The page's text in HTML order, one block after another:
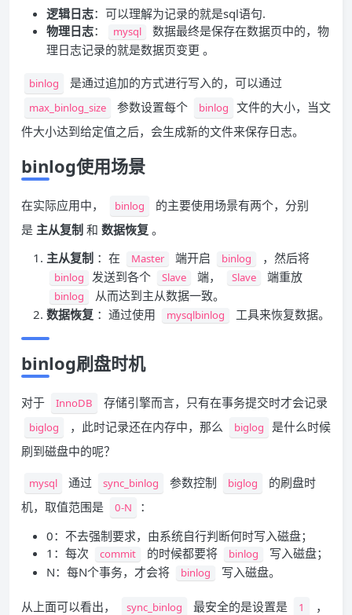
逻辑日志：可以理解为记录的就是sql语句.
物理日志： mysql
数据最终是保存在数据页中的，物
理日志记录的就是数据页变更 。
binlog 是通过追加的方式进行写入的，可以通过
max_binlog_size 参数设置每个 binlog
文件的大小，当文
件大小达到给定值之后，会生成新的文件来保存日志。
binlog使用场景
在实际应用中， binlog
的主要使用场景有两个，分别
是 主从复制 和 数据恢复 。
主从复制 ：在 Master 端开启 binlog ，然后将
binlog 发送到各个 Slave 端， Slave 端重放
binlog
从而达到主从数据一致。
数据恢复 ：通过使用 mysqlbinlog 工具来恢复数据。
binlog刷盘时机
对于 InnoDB 存储引擎而言，只有在事务提交时才会记录
biglog ，此时记录还在内存中，那么 biglog
是什么时候
刷到磁盘中的呢？
mysql 通过 sync_binlog 参数控制 biglog
的刷盘时
机，取值范围是
0-N
：
0：不去强制要求，由系统自行判断何时写入磁盘；
1：每次
commit 的时候都要将 binlog
写入磁盘；
N：每N个事务，才会将
binlog 写入磁盘。
从上面可以看出， sync_binlog 最安全的是设置是 1
，